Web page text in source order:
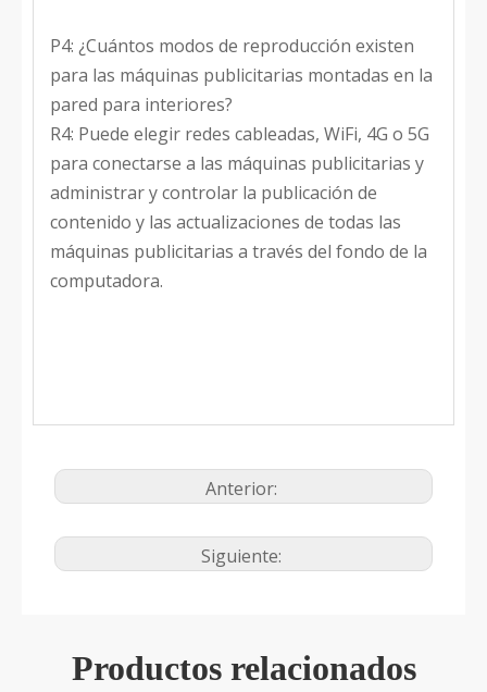
P4: ¿Cuántos modos de reproducción existen
para las máquinas publicitarias montadas en la
pared para interiores?
R4: Puede elegir redes cableadas, WiFi, 4G o 5G
para conectarse a las máquinas publicitarias y
administrar y controlar la publicación de
contenido y las actualizaciones de todas las
máquinas publicitarias a través del fondo de la
computadora.
Anterior:
Siguiente:
Productos relacionados